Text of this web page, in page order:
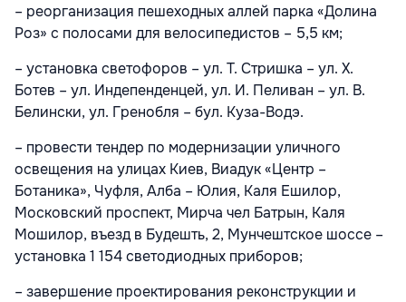
– реорганизация пешеходных аллей парка «Долина
Роз» с полосами для велосипедистов – 5,5 км;
– установка светофоров – ул. Т. Стришка – ул. Х.
Ботев – ул. Индепенденцей, ул. И. Пеливан – ул. В.
Белински, ул. Гренобля – бул. Куза-Водэ.
– провести тендер по модернизации уличного
освещения на улицах Киев, Виадук «Центр –
Ботаника», Чуфля, Алба – Юлия, Каля Ешилор,
Московский проспект, Мирча чел Батрын, Каля
Мошилор, въезд в Будешть, 2, Мунчештское шоссе –
установка 1 154 светодиодных приборов;
– завершение проектирования реконструкции и